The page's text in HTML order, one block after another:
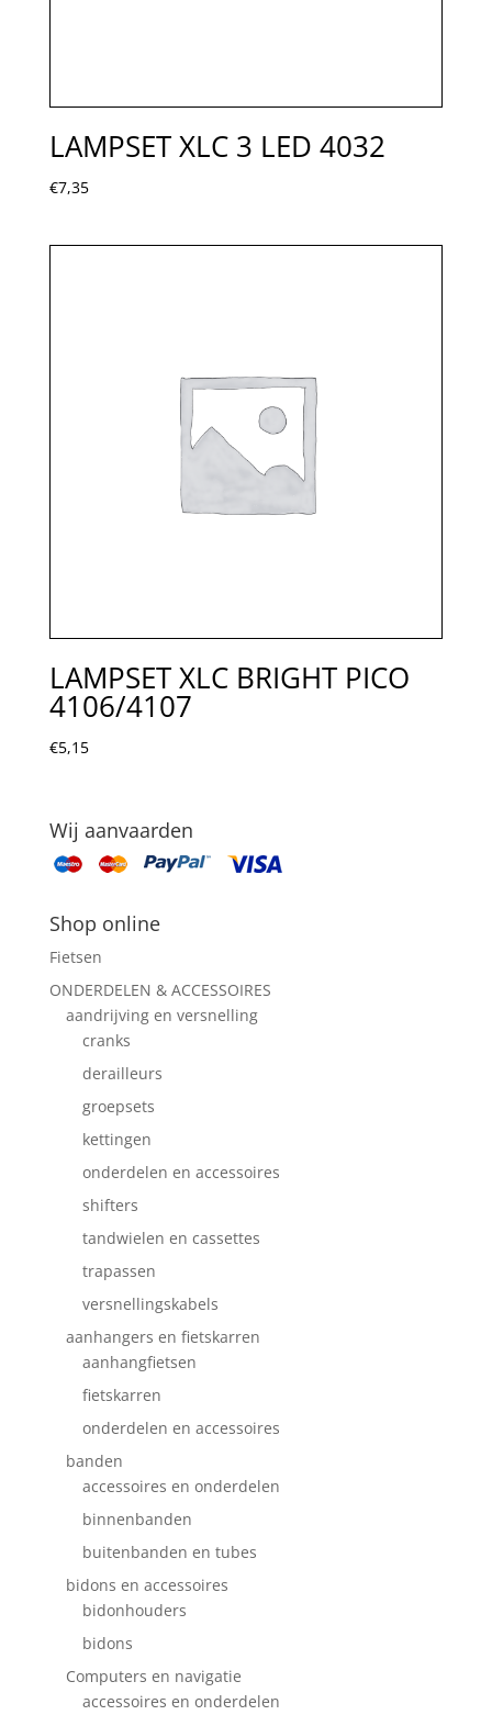
LAMPSET XLC 3 LED 4032
€7,35
LAMPSET XLC BRIGHT PICO
4106/4107
€5,15
Wij aanvaarden
Shop online
Fietsen
ONDERDELEN & ACCESSOIRES
aandrijving en versnelling
cranks
derailleurs
groepsets
kettingen
onderdelen en accessoires
shifters
tandwielen en cassettes
trapassen
versnellingskabels
aanhangers en fietskarren
aanhangfietsen
fietskarren
onderdelen en accessoires
banden
accessoires en onderdelen
binnenbanden
buitenbanden en tubes
bidons en accessoires
bidonhouders
bidons
Computers en navigatie
accessoires en onderdelen